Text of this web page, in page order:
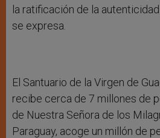
la ratificación de la
se expresa.
El Santuario de la Virgen de
recibe cerca de 7 millones de
de Nuestra Señora de los
Paraguay, acoge un millón de